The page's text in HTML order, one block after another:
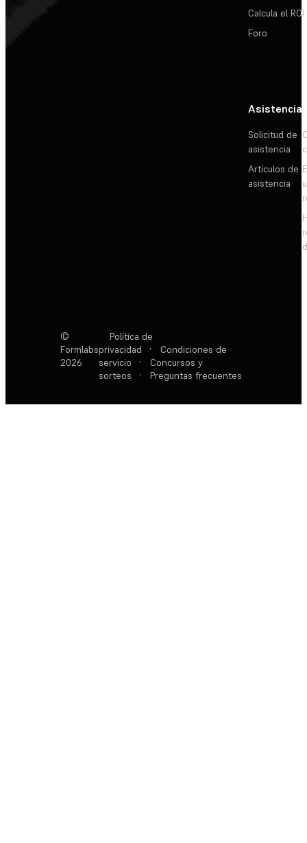
Calcula el ROI
Foro
Asistencia
Solicitud de
asistencia
Artículos de
asistencia
©
Formlabs
2026
Política de
privacidad
·
Condiciones de
servicio
·
Concursos y
sorteos
· Preguntas frecuentes